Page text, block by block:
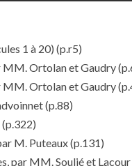
1 à 20) (p.r5)
MM. Ortolan et Gaudry
MM. Ortolan et Gaudry
(p.88)
(p.322)
M. Puteaux(p.131)
par MM. Soulié et Lacour